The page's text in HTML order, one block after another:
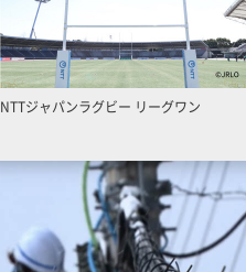
NTTジャパンラグビー リーグワン